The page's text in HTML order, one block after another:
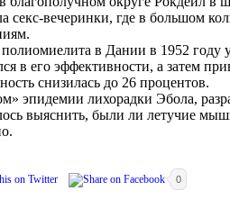
секс-вечеринки, где в большом
в Дании в 1952 году
в его эффективности, а затем
снизилась до 26 процентов.
эпидемии лихорадки Эбола,
выяснить, были ли летучие
0